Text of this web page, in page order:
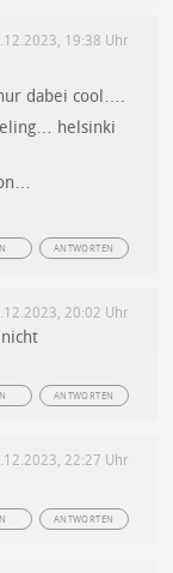
19:38 Uhr
dabei cool….
helsinki
ANTWORTEN
20:02 Uhr
ANTWORTEN
22:27 Uhr
ANTWORTEN